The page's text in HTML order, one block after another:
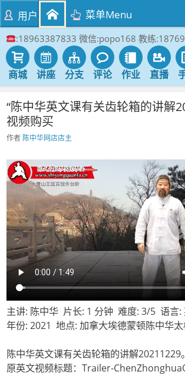
:18963387833 微信:popo168 教练
商城 讲座 分支 评论 作业 直播
用户 菜单Menu
“陈中华英文课有关齿轮箱的讲解
视频购买
作者 陈中华网店店主
主讲: 陈中华 片长: 1 分钟 难度: 3/5 语言:
年份: 2021 地点: 加拿大埃德蒙顿陈中华
陈中华英文课有关齿轮箱的讲解20211229。
原英文视频标题：Trailer-